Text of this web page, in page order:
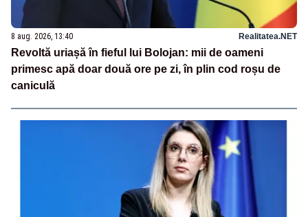
8 aug. 2026, 13:40 Realitatea.NET
Revoltă uriașă în fieful lui Bolojan: mii de oameni
primesc apă doar două ore pe zi, în plin cod roșu de
caniculă